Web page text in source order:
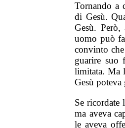
Tornando a
di Gesù.
Gesù.
uomo può
convinto che
guarire suo
limitata. Ma
Gesù
Se ricordate
ma aveva
le aveva